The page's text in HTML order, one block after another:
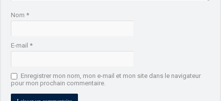
Nom*
E-mail*
Enregistrer mon nom, mon e-mail et mon site dans le navigateur
pour mon prochain commentaire.